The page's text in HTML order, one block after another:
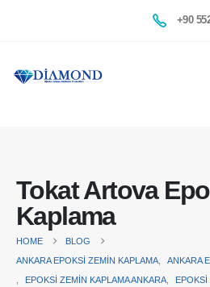
+90
Tokat Artova
Kaplama
HOME
BLOG
ANKARA EPOKSI ZEMIN KAPLAMA
ANKARA
EPOKSI ZEMIN KAPLAMA ANKARA EPOKSI